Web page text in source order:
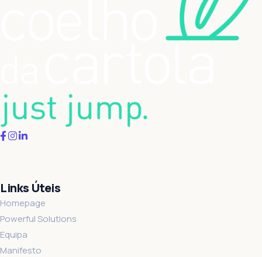
Links Úteis
Homepage
Powerful Solutions
Equipa
Manifesto